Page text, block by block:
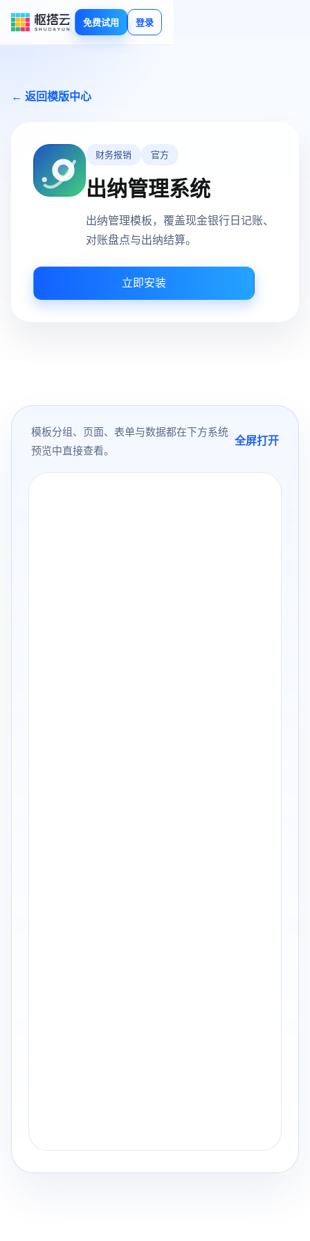
免费试用 登录
← 返回模版中心
财务报销 官方
出纳管理系统
出纳管理模板，覆盖现金银行日记账、
对账盘点与出纳结算。
立即安装
模板分组、页面、表单与数据都在下方系统
预览中直接查看。
全屏打开